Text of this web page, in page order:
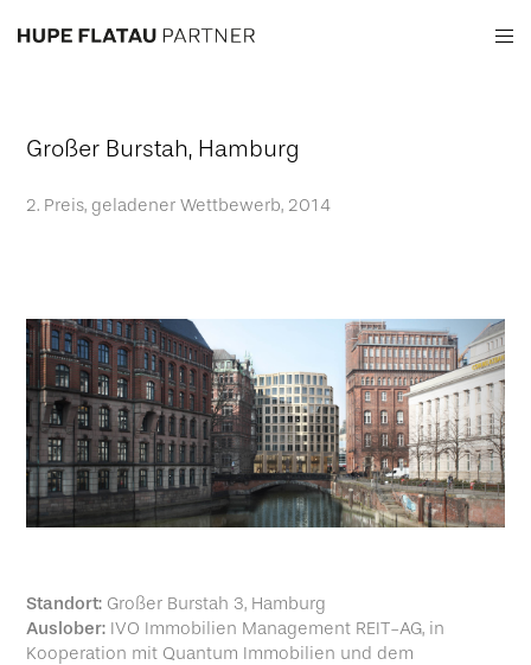
Großer Burstah, Hamburg
2. Preis, geladener Wettbewerb, 2014
Standort: Großer Burstah 3, Hamburg
Auslober: IVO Immobilien Management REIT-AG, in
Kooperation mit Quantum Immobilien und dem